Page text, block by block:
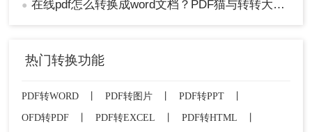
● 在线pdf怎么转换成word文档？PDF猫与转转大师2种在线工具使用指南与功能对比！
热门转换功能
PDF转WORD PDF转图片 PDF转PPT
OFD转PDF
PDF转EXCEL PDF转HTML